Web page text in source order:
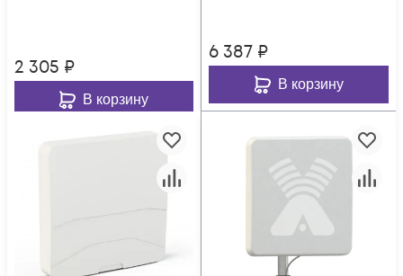
2 305 ₽
В корзину
6 387 ₽
В корзину